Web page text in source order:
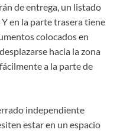
de entrega, un listado
en la parte trasera tiene
colocados en
hacia la zona
a la parte de
independiente
estar en un espacio